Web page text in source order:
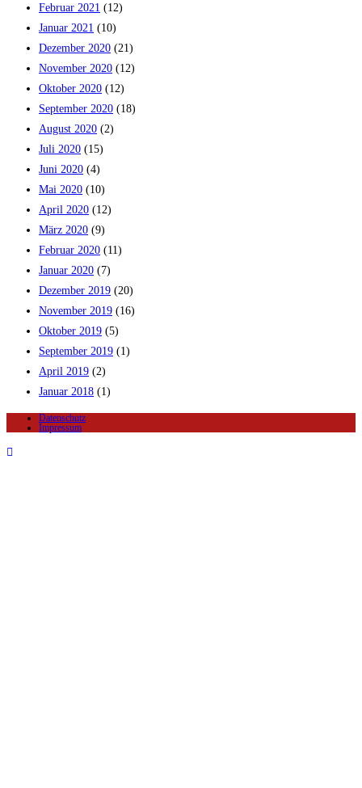
Februar 2021 (12)
Januar 2021 (10)
Dezember 2020 (21)
November 2020 (12)
Oktober 2020 (12)
September 2020 (18)
August 2020 (2)
Juli 2020 (15)
Juni 2020 (4)
Mai 2020 (10)
April 2020 (12)
März 2020 (9)
Februar 2020 (11)
Januar 2020 (7)
Dezember 2019 (20)
November 2019 (16)
Oktober 2019 (5)
September 2019 (1)
April 2019 (2)
Januar 2018 (1)
Datenschutz
Impressum